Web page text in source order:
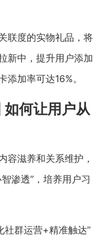
联度的实物礼品，将
新中，提升用户添加
加率可达16%。
何让用户从
容滋养和关系维护，
渗透”，培养用户习
社群运营+精准触达”